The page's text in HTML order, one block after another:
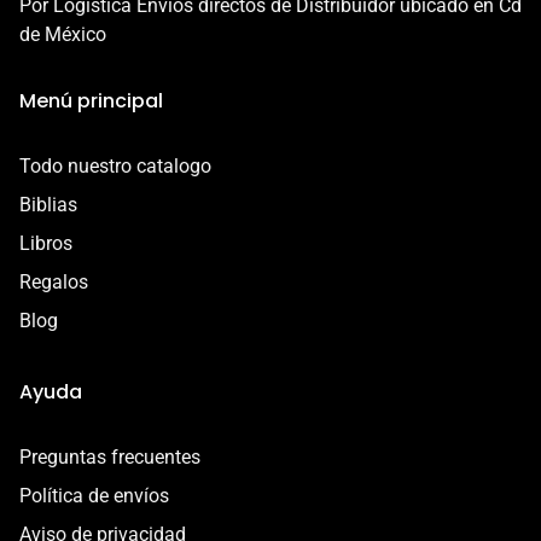
- Defecto o error de fabricación
contacto@libreriacristianamadai.com, ¡Te
acompañaremos en el proceso!
Por Logística Envíos directos de Distribuidor ubicado en Cd
de México
Menú principal
Todo nuestro catalogo
Biblias
Libros
Regalos
Blog
Ayuda
Preguntas frecuentes
Política de envíos
Aviso de privacidad